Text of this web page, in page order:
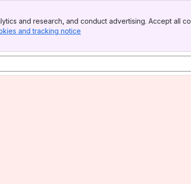
and research, and conduct advertising. Accept all
and tracking notice